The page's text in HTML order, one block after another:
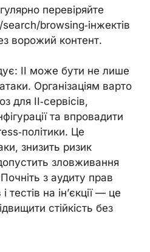
перевіряйте
browsing‑інжектів
ворожий контент.
ІІ може бути не лише
Організаціям варто
для ІІ‑сервісів,
та впровадити
Це
знизить ризик
зловживання
з аудиту прав
тестів на ін’єкції — це
стійкість без